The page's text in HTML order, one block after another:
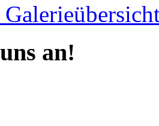
an!